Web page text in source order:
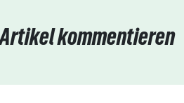
Artikel kommentieren